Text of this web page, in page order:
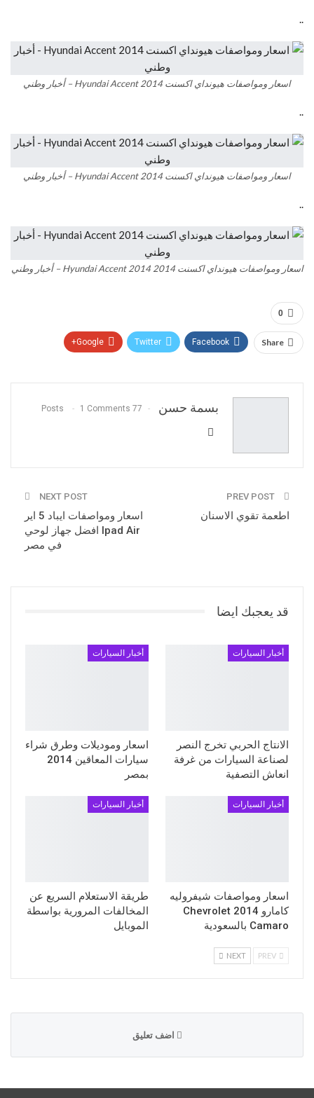
..
اسعار ومواصفات هيونداي اكسنت Hyundai Accent 2014 – أخبار وطني
..
اسعار ومواصفات هيونداي اكسنت Hyundai Accent 2014 – أخبار وطني
..
اسعار ومواصفات هيونداي اكسنت 2014 Hyundai Accent 2014 – أخبار وطني
0
Share
Facebook
Twitter
Google+
بسمة حسن 77 Posts
1 Comments
اطعمة تقوي الاسنان
NEXT POST
اسعار ومواصفات ايباد 5 اير
Ipad Air افضل جهاز لوحي
في مصر
قد يعجبك ايضا
أخبار السيارات
الانتاج الحربي تخرج النصر
لصناعة السيارات من غرفة
انعاش التصفية
أخبار السيارات
اسعار وموديلات وطرق شراء
سيارات المعاقين 2014
بمصر
أخبار السيارات
اسعار ومواصفات شيفروليه
كامارو 2014 Chevrolet
Camaro بالسعودية
أخبار السيارات
طريقة الاستعلام السريع عن
المخالفات المرورية بواسطة
الموبايل
NEXT
اضف تعليق